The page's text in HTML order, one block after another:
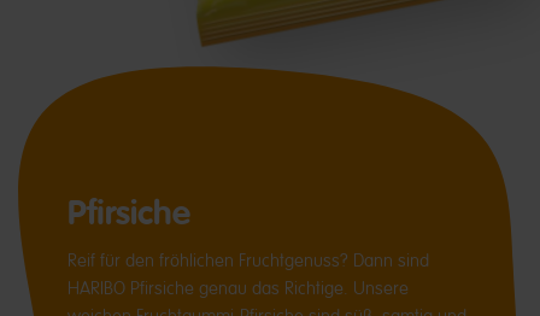
Pfirsiche
Reif für den fröhlichen Fruchtgenuss? Dann sind
HARIBO Pfirsiche genau das Richtige. Unsere